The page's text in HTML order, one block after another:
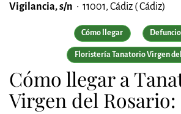
Vigilancia, s/n • 11001, Cádiz ( Cádiz)
Cómo llegar
Floristería Tanatorio Virgen
Cómo llegar a
Virgen del Rosario: